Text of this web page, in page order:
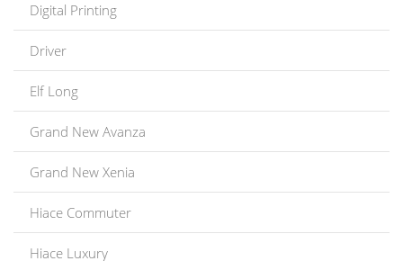
Digital Printing
Driver
Elf Long
Grand New Avanza
Grand New Xenia
Hiace Commuter
Hiace Luxury